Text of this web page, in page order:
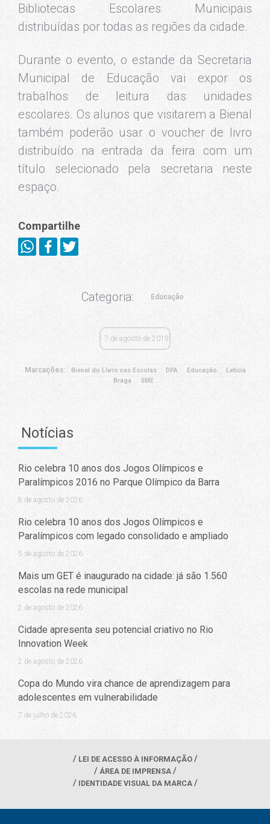
Braga
SME
Notícias
Rio celebra 10 anos dos Jogos Olímpicos e
Paralímpicos 2016 no Parque Olímpico da Barra
8 de agosto de 2026
Rio celebra 10 anos dos Jogos Olímpicos e
Paralímpicos com legado consolidado e ampliado
5 de agosto de 2026
escolas na rede municipal
2 de agosto de 2026
Innovation Week
2 de agosto de 2026
Copa do Mundo vira chance de aprendizagem para
adolescentes em vulnerabilidade
Prefeitura da Cidade do Rio de Janeiro - Rua Afonso Cavalcanti,
455 - Cidade Nova - 20211-110